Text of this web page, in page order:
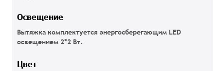
Освещение
Вытяжка комплектуется энергосберегающим LED
освещением 2*2 Вт.
Цвет